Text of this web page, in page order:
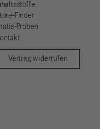
Finder
Proben
Vertrag widerrufen